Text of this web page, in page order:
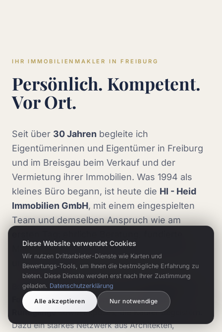
IHR IMMOBILIENMAKLER IN FREIBURG
Persönlich. Kompetent.
Vor Ort.
Seit über 30 Jahren begleite ich
Eigentümerinnen und Eigentümer in Freiburg
und im Breisgau beim Verkauf und der
Vermietung ihrer Immobilien. Was 1994 als
kleines Büro begann, ist heute die HI - Heid
Immobilien GmbH, mit einem eingespielten
Team und demselben Anspruch wie am
Marktkenntnis und echte Leidenschaft für
unsere Region.
Bei jeder Immobilie setzen wir auf
Fotografie, Drohnenaufnahmen und 360°-
Rundgängesowie Exposés, die Käufer begeistern.
Dazu ein starkes Netzwerk aus Architekten,
Diese Website verwendet Cookies
Wir nutzen Drittanbieter-Dienste wie Karten und
Bewertungs-Tools, um Ihnen die bestmögliche Erfahrung zu
bieten. Diese Dienste werden erst nach Ihrer Zustimmung
geladen. Datenschutzerklärung
Alle akzeptieren Nur notwendige